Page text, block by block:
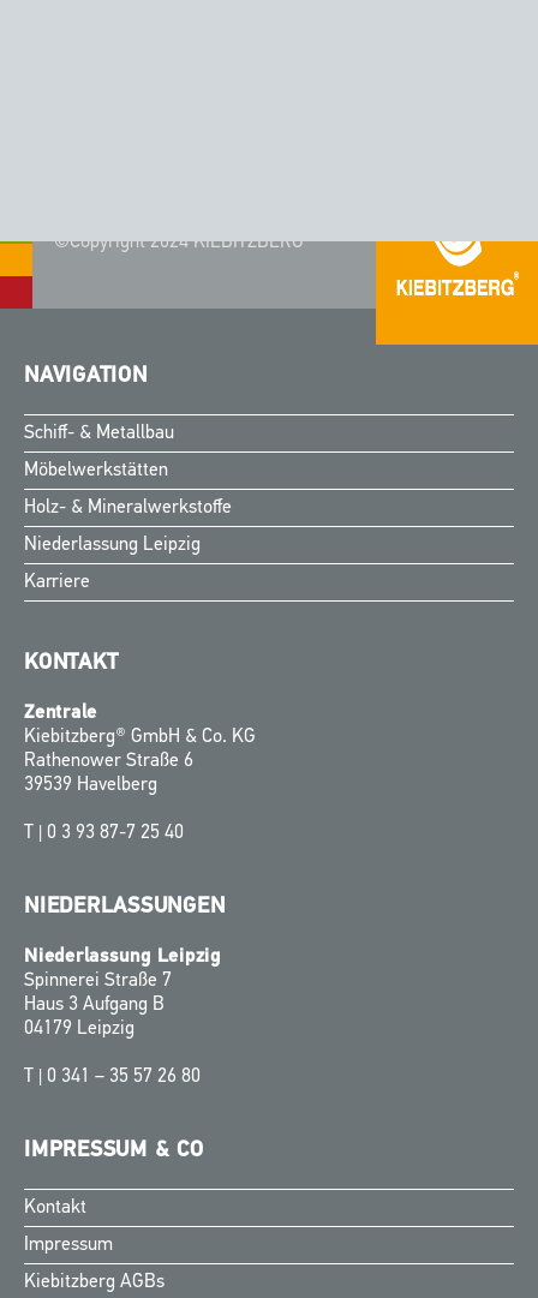
©Copyright 2024 KIEBITZBERG®
NAVIGATION
Schiff- & Metallbau
Möbelwerkstätten
Holz- & Mineralwerkstoffe
Niederlassung Leipzig
Karriere
KONTAKT
Zentrale
Kiebitzberg® GmbH & Co. KG
Rathenower Straße 6
39539 Havelberg
T | 0 3 93 87-7 25 40
NIEDERLASSUNGEN
Niederlassung Leipzig
Spinnerei Straße 7
Haus 3 Aufgang B
04179 Leipzig
T | 0 341 – 35 57 26 80
IMPRESSUM & CO
Kontakt
Impressum
Kiebitzberg AGBs